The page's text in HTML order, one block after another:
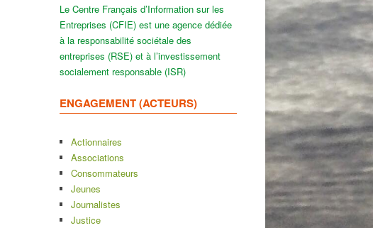
Le Centre Français d’Information sur les
Entreprises (CFIE) est une agence dédiée
à la responsabilité sociétale des
entreprises (RSE) et à l’investissement
socialement responsable (ISR)
ENGAGEMENT (ACTEURS)
Actionnaires
Associations
Consommateurs
Jeunes
Journalistes
Justice